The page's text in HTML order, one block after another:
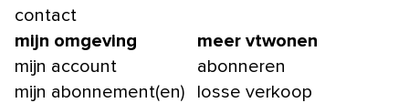
contact
mijn omgeving
mijn account
mijn abonnement(en)
meer vtwonen
abonneren
losse verkoop